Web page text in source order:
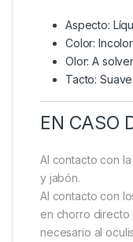
Aspecto:
Color:
Olor: A
Tacto: Suave.
EN CASO
Al contacto con
y jabón.
Al contacto con
en chorro directo
necesario al